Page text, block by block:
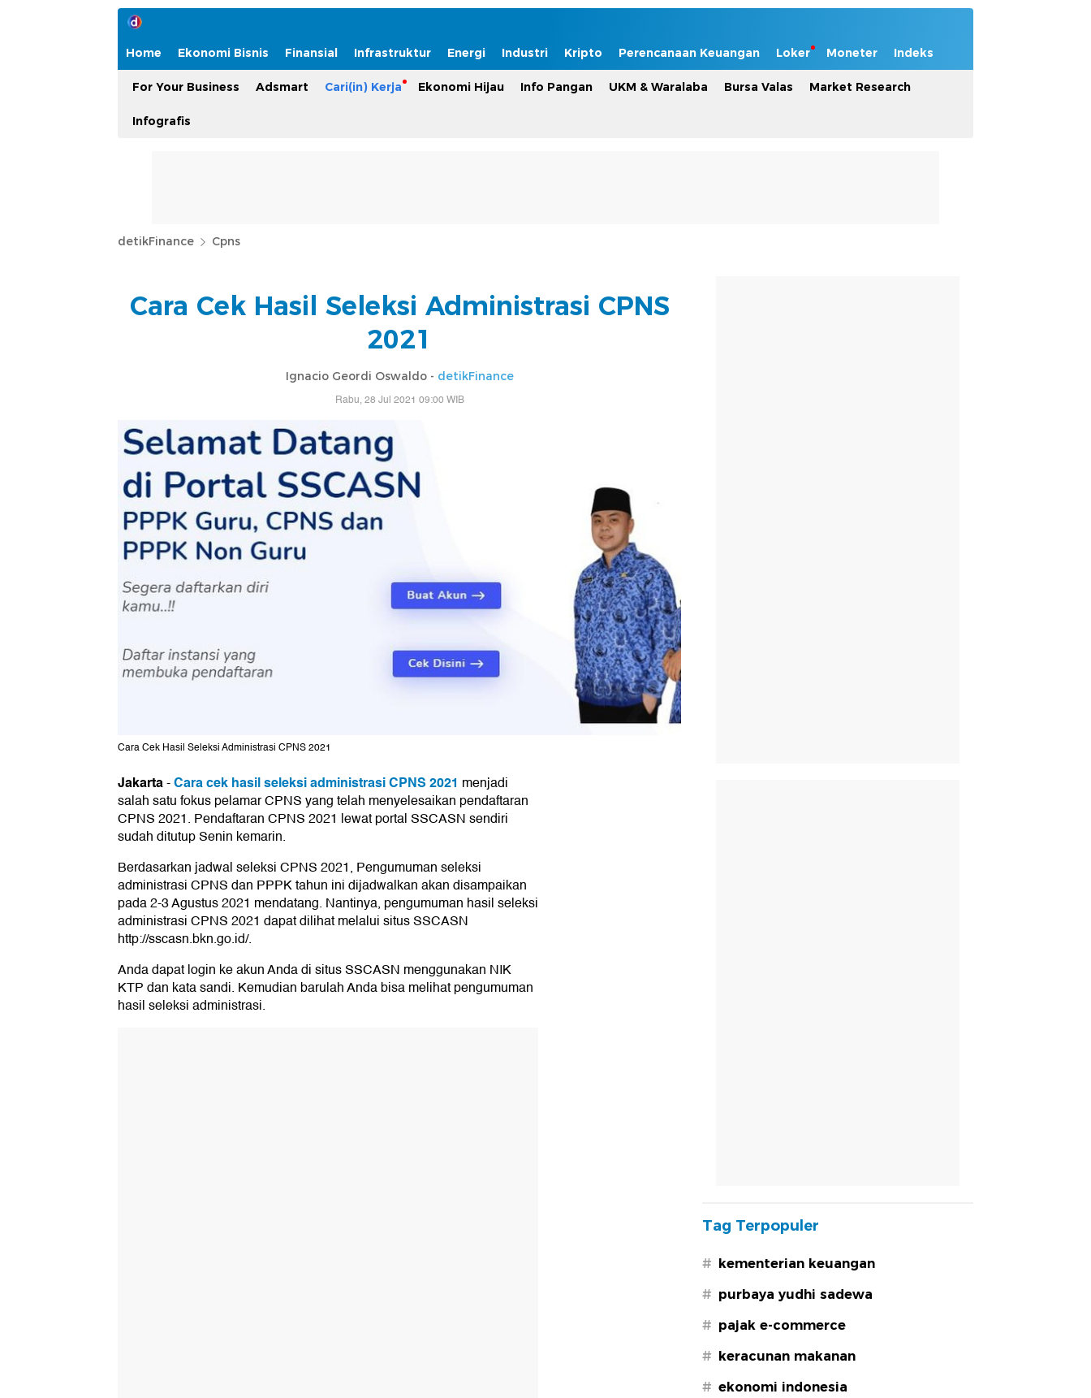
Home Ekonomi Bisnis Finansial Infrastruktur Energi Industri Kripto Perencanaan Keuangan Loker Moneter Indeks
For Your Business Adsmart Cari(in) Kerja Ekonomi Hijau Info Pangan UKM & Waralaba Bursa Valas Market Research
Infografis
detikFinance Cpns
Cara Cek Hasil Seleksi Administrasi CPNS
2021
Ignacio Geordi Oswaldo - detikFinance
Rabu, 28 Jul 2021 09:00 WIB
Cara Cek Hasil Seleksi Administrasi CPNS 2021
Jakarta-Cara cek hasil seleksi administrasi CPNS 2021 menjadi
salah satu fokus pelamar CPNS yang telah menyelesaikan pendaftaran
CPNS 2021. Pendaftaran CPNS 2021 lewat portal SSCASN sendiri
sudah ditutup Senin kemarin.
Berdasarkan jadwal seleksi CPNS 2021, Pengumuman seleksi
administrasi CPNS dan PPPK tahun ini dijadwalkan akan disampaikan
pada 2-3 Agustus 2021 mendatang. Nantinya, pengumuman hasil seleksi
administrasi CPNS 2021 dapat dilihat melalui situs SSCASN
http://sscasn.bkn.go.id/.
Anda dapat login ke akun Anda di situs SSCASN menggunakan NIK
KTP dan kata sandi. Kemudian barulah Anda bisa melihat pengumuman
hasil seleksi administrasi.
Tag Terpopuler
# kementerian keuangan
# purbaya yudhi sadewa
# pajak e-commerce
# keracunan makanan
# ekonomi indonesia